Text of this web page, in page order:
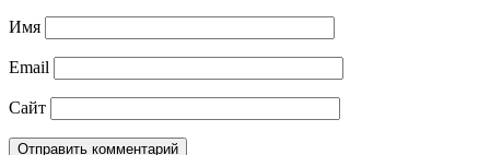
Имя
Email
Сайт